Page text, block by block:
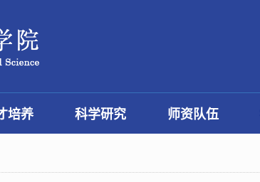
培养 科学研究 师资队伍